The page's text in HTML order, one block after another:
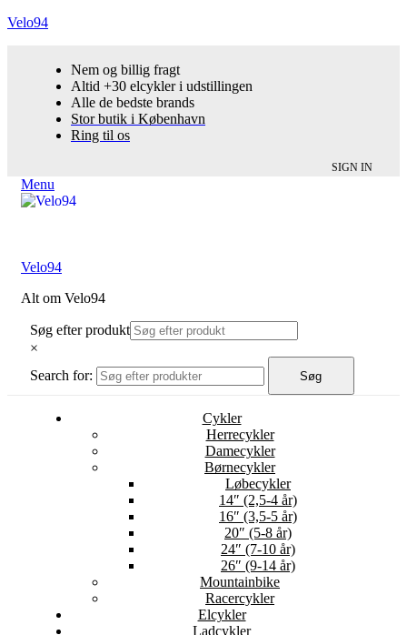
Velo94
Nem og billig fragt
Altid +30 elcykler i udstillingen
Alle de bedste brands
Stor butik i København
Ring til os
SIGN IN
Menu
Velo94
Alt om Velo94
Søg efter produkt
×
Search for:
Søg
Cykler
Herrecykler
Damecykler
Børnecykler
Løbecykler
14″ (2,5-4 år)
16″ (3,5-5 år)
20″ (5-8 år)
24″ (7-10 år)
26″ (9-14 år)
Mountainbike
Racercykler
Elcykler
Ladcykler